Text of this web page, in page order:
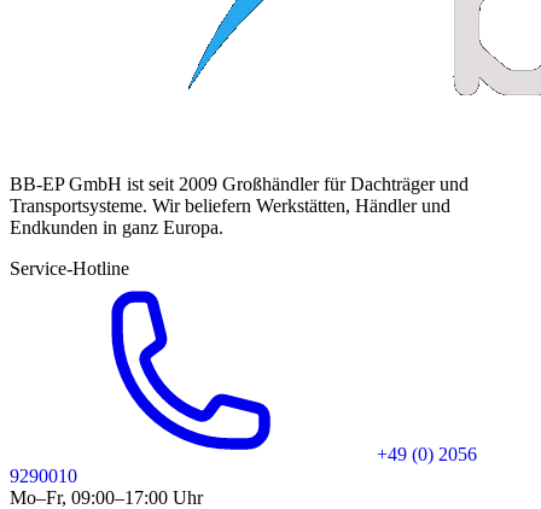
BB-EP GmbH ist seit 2009 Großhändler für Dachträger und
Transportsysteme. Wir beliefern Werkstätten, Händler und
Endkunden in ganz Europa.
Service-Hotline
+49 (0) 2056
9290010
Mo–Fr, 09:00–17:00 Uhr